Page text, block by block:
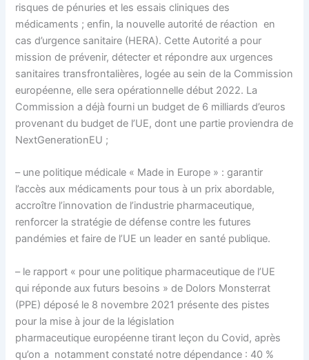
risques de pénuries et les essais cliniques des
médicaments ; enfin, la nouvelle autorité de réaction en
cas d’urgence sanitaire (HERA). Cette Autorité a pour
mission de prévenir, détecter et répondre aux urgences
sanitaires transfrontalières, logée au sein de la Commission
européenne, elle sera opérationnelle début 2022. La
Commission a déjà fourni un budget de 6 milliards d’euros
provenant du budget de l’UE, dont une partie proviendra de
NextGenerationEU ;
– une politique médicale « Made in Europe » : garantir
l’accès aux médicaments pour tous à un prix abordable,
accroître l’innovation de l’industrie pharmaceutique,
renforcer la stratégie de défense contre les futures
pandémies et faire de l’UE un leader en santé publique.
– le rapport « pour une politique pharmaceutique de l’UE
qui réponde aux futurs besoins » de Dolors Monsterrat
(PPE) déposé le 8 novembre 2021 présente des pistes
pour la mise à jour de la législation
pharmaceutique européenne tirant leçon du Covid, après
qu’on a notamment constaté notre dépendance : 40 %